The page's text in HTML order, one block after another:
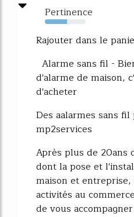
Pertinence
54%
Rajouter dans le
Alarme sans fil -
d'alarme de maison,
d'acheter
Des aalarmes sans fil
mp2services
Après plus de 20ans
dont la pose et
maison et
activités au
de vous